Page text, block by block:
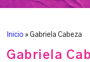
Inicio » Gabriela Cabeza
Gabriela